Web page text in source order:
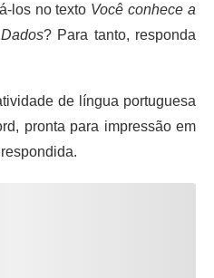
los no texto Você conhece a
? Para tanto, responda
de língua portuguesa
pronta para impressão em